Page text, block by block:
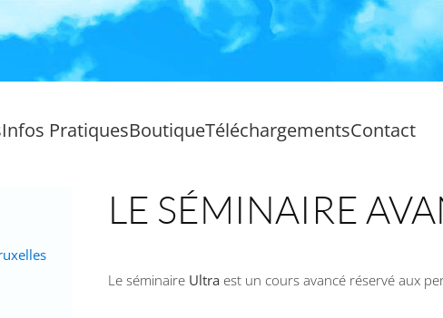
Infos PratiquesBoutiqueTéléchargementsContact
LE SÉMINAIRE
Le séminaire Ultra est un cours avancé réservé aux